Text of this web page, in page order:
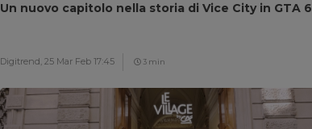
Un nuovo capitolo nella storia di Vice City in GTA 6
Digitrend, 25 Mar Feb 17:45 3 min